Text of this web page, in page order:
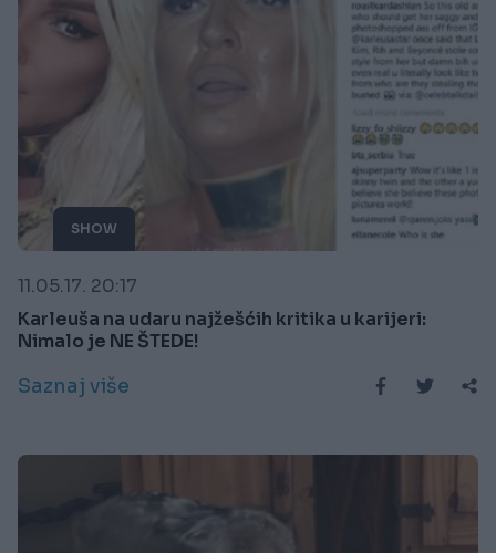
SHOW
11.05.17. 20:17
Karleuša na udaru najžešćih kritika u karijeri:
Nimalo je NE ŠTEDE!
Saznaj više